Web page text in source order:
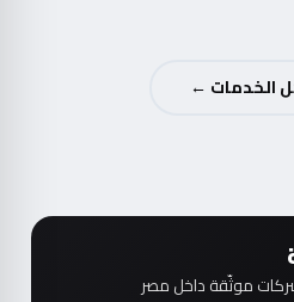
الخدمات ←
موثّقة داخل مصر